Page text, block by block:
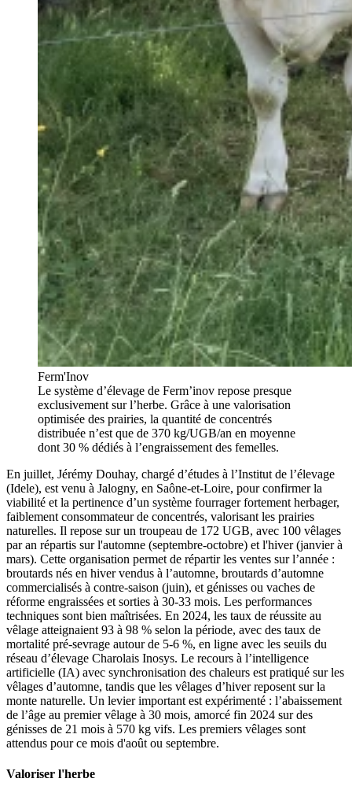
Ferm'Inov
Le système d’élevage de Ferm’inov repose presque
exclusivement sur l’herbe. Grâce à une valorisation
optimisée des prairies, la quantité de concentrés
distribuée n’est que de 370 kg/UGB/an en moyenne
dont 30 % dédiés à l’engraissement des femelles.
En juillet, Jérémy Douhay, chargé d’études à l’Institut de l’élevage
(Idele), est venu à Jalogny, en Saône-et-Loire, pour confirmer la
viabilité et la pertinence d’un système fourrager fortement herbager,
faiblement consommateur de concentrés, valorisant les prairies
naturelles. Il repose sur un troupeau de 172 UGB, avec 100 vêlages
par an répartis sur l'automne (septembre-octobre) et l'hiver (janvier à
mars). Cette organisation permet de répartir les ventes sur l’année :
broutards nés en hiver vendus à l’automne, broutards d’automne
commercialisés à contre-saison (juin), et génisses ou vaches de
réforme engraissées et sorties à 30-33 mois. Les performances
techniques sont bien maîtrisées. En 2024, les taux de réussite au
vêlage atteignaient 93 à 98 % selon la période, avec des taux de
mortalité pré-sevrage autour de 5-6 %, en ligne avec les seuils du
réseau d’élevage Charolais Inosys. Le recours à l’intelligence
artificielle (IA) avec synchronisation des chaleurs est pratiqué sur les
vêlages d’automne, tandis que les vêlages d’hiver reposent sur la
monte naturelle. Un levier important est expérimenté : l’abaissement
de l’âge au premier vêlage à 30 mois, amorcé fin 2024 sur des
génisses de 21 mois à 570 kg vifs. Les premiers vêlages sont
attendus pour ce mois d'août ou septembre.
Valoriser l'herbe